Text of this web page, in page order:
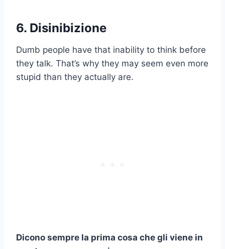
6. Disinibizione
Dumb people have that inability to think before
they talk. That’s why they may seem even more
stupid than they actually are.
Dicono sempre la prima cosa che gli viene in